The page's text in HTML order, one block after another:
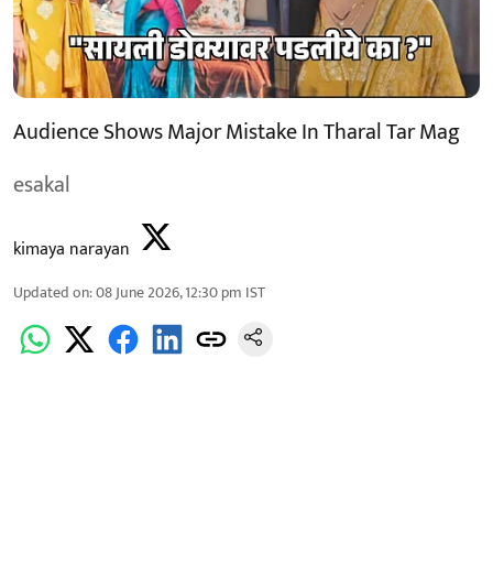
Audience Shows Major Mistake In Tharal Tar Mag
esakal
kimaya narayan
Updated on:08 June 2026, 12:30 pm IST